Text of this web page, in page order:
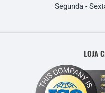
Segunda -
LOJA